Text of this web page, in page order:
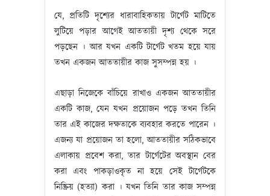
যে, প্রতিটি দৃশ্যের ধারাবাহিকতায় টার্গেট মাটিতে
লুটিয়ে পড়ার আগেই আততায়ী দৃশ্য থেকে সরে
পড়ছেন । আর যখন একটি টার্গেট খতম হয়ে যায়
তখন একজন আততায়ীর কাজ সুসম্পন্ন হয় ।
এছাড়া নিজেকে বাঁচিয়ে রাখাও একজন আততায়ীর
একটি কাজ, যেন যখন প্রয়োজন পড়ে তখন তিনি
তার এই কাজের দক্ষতাকে ব্যবহার করতে পারেন ।
এজন্য যা প্রয়োজন তা হলো, আততায়ীর সঠিকভাবে
এলাকায় প্রবেশ করা, তার টার্গেটের অবস্থান বের
করা এবং পাকড়াওকৃত না হয়ে সেই টার্গেটকে
নিষ্ক্রিয় (হত্যা) করা । যখন তিনি তার কাজ সম্পন্ন